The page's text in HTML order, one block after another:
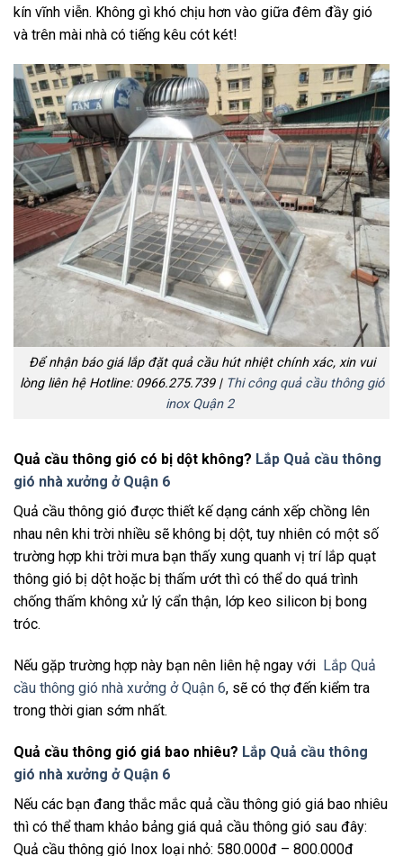
kín vĩnh viễn. Không gì khó chịu hơn vào giữa đêm đầy gió
và trên mài nhà có tiếng kêu cót két!
Để nhận báo giá lắp đặt quả cầu hút nhiệt chính xác, xin vui
lòng liên hệ Hotline: 0966.275.739 | Thi công quả cầu thông gió
inox Quận 2
Quả cầu thông gió có bị dột không? Lắp Quả cầu thông
gió nhà xưởng ở Quận 6
Quả cầu thông gió được thiết kế dạng cánh xếp chồng lên
nhau nên khi trời nhiều sẽ không bị dột, tuy nhiên có một số
trường hợp khi trời mưa bạn thấy xung quanh vị trí lắp quạt
thông gió bị dột hoặc bị thấm ướt thì có thể do quá trình
chống thấm không xử lý cẩn thận, lớp keo silicon bị bong
tróc.
Nếu gặp trường hợp này bạn nên liên hệ ngay với Lắp Quả
cầu thông gió nhà xưởng ở Quận 6, sẽ có thợ đến kiểm tra
trong thời gian sớm nhất.
Quả cầu thông gió giá bao nhiêu? Lắp Quả cầu thông
gió nhà xưởng ở Quận 6
Nếu các bạn đang thắc mắc quả cầu thông gió giá bao nhiêu
thì có thể tham khảo bảng giá quả cầu thông gió sau đây:
Quả cầu thông gió Inox loại nhỏ: 580.000đ – 800.000đ